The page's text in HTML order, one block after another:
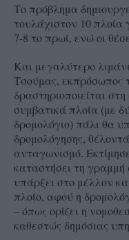
Το πρόβλημα
τουλάχιστον 10
7-8 το πρωί, ενώ οι
Και μεγαλύτερο
Τσούμας, εκπρόσωπος
δραστηριοποιείται
συμβατικά πλοία (με
δρομολόγιο) πάλι θα
δρομολόγησης,
ανταγωνισμό.
καταστήσει τη γραμμή
υπάρξει στο μέλλον
πλοίο, αφού η
– όπως ορίζει η
καθεστώς δημόσιας